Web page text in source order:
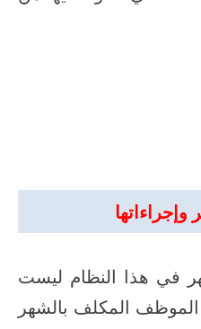
وإجراءاتها
في هذا النظام ليست
الموظف المكلف بالشهر